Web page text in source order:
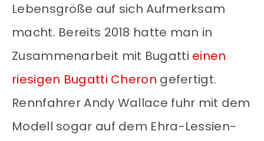
Lebensgröße auf sich Aufmerksam
macht. Bereits 2018 hatte man in
Zusammenarbeit mit Bugatti einen
riesigen Bugatti Cheron gefertigt.
Rennfahrer Andy Wallace fuhr mit dem
Modell sogar auf dem Ehra-Lessien-